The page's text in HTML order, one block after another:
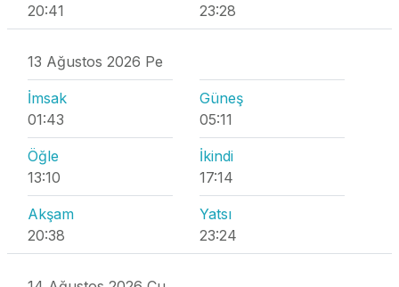
20:41
23:28
13 Ağustos 2026 Pe
İmsak
01:43
Güneş
05:11
Öğle
13:10
İkindi
17:14
Akşam
20:38
Yatsı
23:24